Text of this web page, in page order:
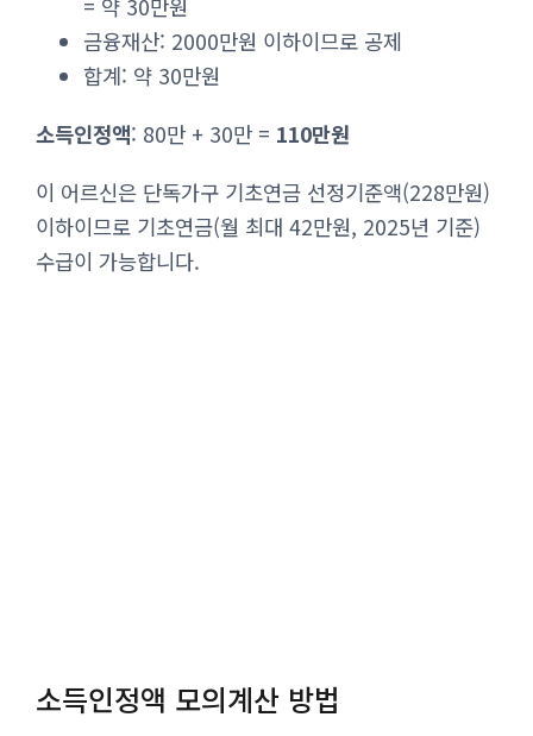
= 약 30만원
금융재산: 2000만원 이하이므로 공제
합계: 약 30만원
소득인정액: 80만 + 30만 = 110만원
이 어르신은 단독가구 기초연금 선정기준액(228만원)
이하이므로 기초연금(월 최대 42만원, 2025년 기준)
수급이 가능합니다.
소득인정액 모의계산 방법